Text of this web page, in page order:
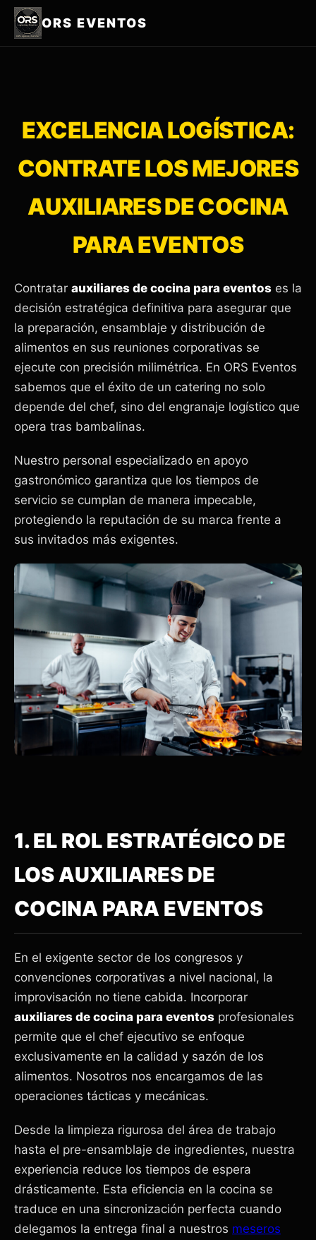
ORS EVENTOS
EXCELENCIA LOGÍSTICA:
CONTRATE LOS MEJORES
AUXILIARES DE COCINA
PARA EVENTOS
Contratar auxiliares de cocina para eventos es la
decisión estratégica definitiva para asegurar que
la preparación, ensamblaje y distribución de
alimentos en sus reuniones corporativas se
ejecute con precisión milimétrica. En ORS Eventos
sabemos que el éxito de un catering no solo
depende del chef, sino del engranaje logístico que
opera tras bambalinas.
Nuestro personal especializado en apoyo
gastronómico garantiza que los tiempos de
servicio se cumplan de manera impecable,
protegiendo la reputación de su marca frente a
sus invitados más exigentes.
1. EL ROL ESTRATÉGICO DE
LOS AUXILIARES DE
COCINA PARA EVENTOS
En el exigente sector de los congresos y
convenciones corporativas a nivel nacional, la
improvisación no tiene cabida. Incorporar
auxiliares de cocina para eventos profesionales
permite que el chef ejecutivo se enfoque
exclusivamente en la calidad y sazón de los
alimentos. Nosotros nos encargamos de las
operaciones tácticas y mecánicas.
Desde la limpieza rigurosa del área de trabajo
hasta el pre-ensamblaje de ingredientes, nuestra
experiencia reduce los tiempos de espera
drásticamente. Esta eficiencia en la cocina se
traduce en una sincronización perfecta cuando
delegamos la entrega final a nuestros meseros